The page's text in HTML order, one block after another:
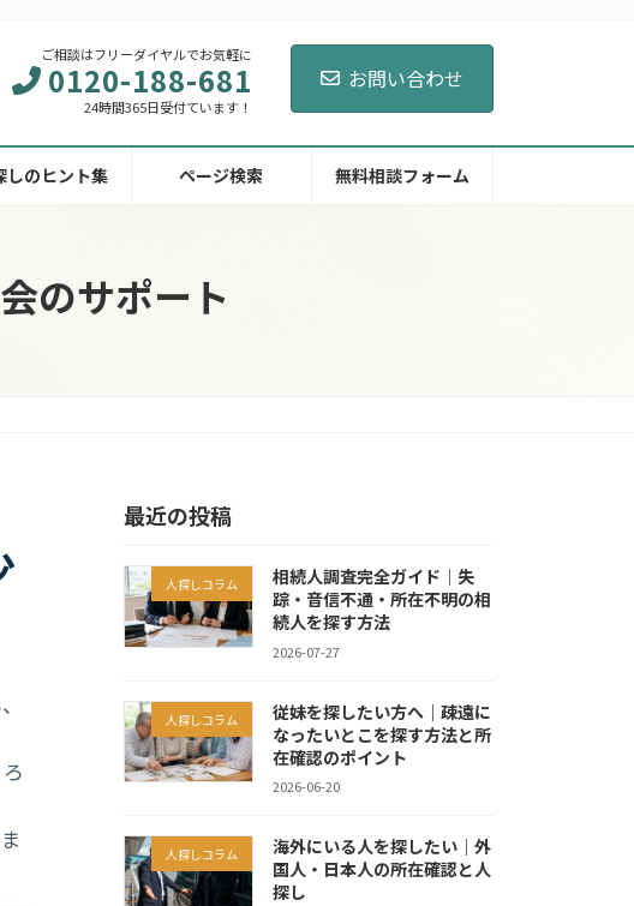
ご相談はフリーダイヤルでお気軽に
0120-188-681
24時間365日受付ています！
お問い合わせ
しのヒント集 ページ検索 無料相談フォーム
のサポート
最近の投稿
人探しコラム
相続人調査完全ガイド｜失
踪・音信不通・所在不明の相
続人を探す方法
2026-07-27
人探しコラム
従妹を探したい方へ｜疎遠に
なったいとこを探す方法と所
在確認のポイント
2026-06-20
人探しコラム
海外にいる人を探したい｜外
国人・日本人の所在確認と人
探し